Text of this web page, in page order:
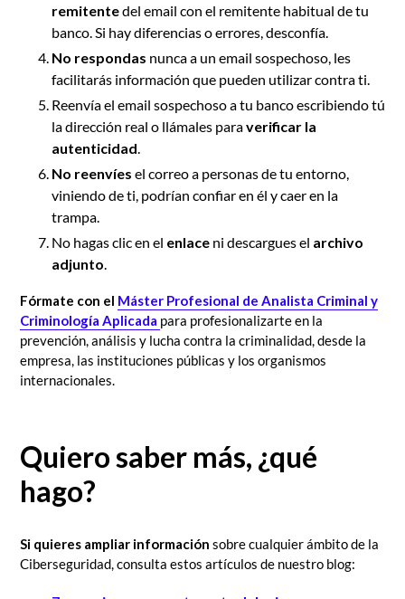
remitentedel email con el remitente habitual de tu
banco. Si hay diferencias o errores, desconfía.
No respondas nunca a un email sospechoso, les
facilitarás información que pueden utilizar contra ti.
Reenvía el email sospechoso a tu banco escribiendo tú
la dirección real o llámales paraverificar la
autenticidad.
No reenvíes el correo a personas de tu entorno,
viniendo de ti, podrían confiar en él y caer en la
trampa.
No hagas clic en el enlace ni descargues el archivo
adjunto.
Fórmate con el Máster Profesional de Analista Criminal y
Criminología Aplicada para profesionalizarte en la
prevención, análisis y lucha contra la criminalidad, desde la
empresa, las instituciones públicas y los organismos
internacionales.
Quiero saber más, ¿qué
hago?
Si quieres ampliar información sobre cualquier ámbito de la
Ciberseguridad, consulta estos artículos de nuestro blog: